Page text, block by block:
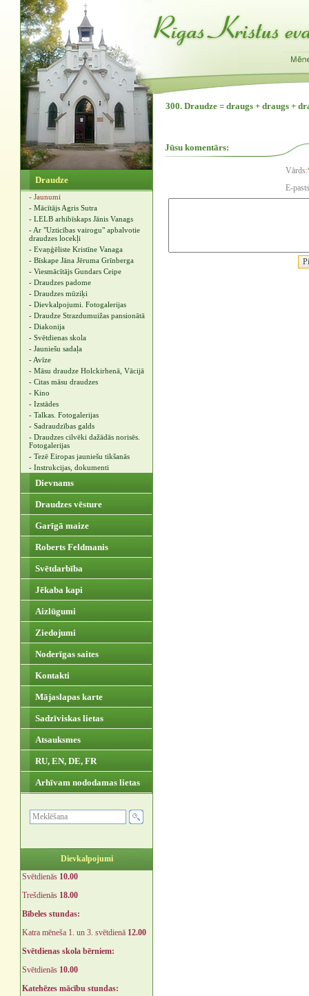
Draudze
- Jaunumi
- Mācītājs Agris Sutra
- LELB arhibīskaps Jānis Vanags
- Ar "Uzticības vairogu" apbalvotie
draudzes locekļi
- Evaņģēliste Kristīne Vanaga
- Bīskape Jāna Jēruma Grīnberga
- Viesmācītājs Gundars Ceipe
- Draudzes padome
- Draudzes mūziķi
- Dievkalpojumi. Fotogalerijas
- Draudze Strazdumuižas pansionātā
- Diakonija
- Svētdienas skola
- Jauniešu sadaļa
- Avīze
- Māsu draudze Holckirhenā, Vācijā
- Citas māsu draudzes
- Kino
- Izstādes
- Talkas. Fotogalerijas
- Sadraudzības galds
- Draudzes cilvēki dažādās norisēs.
Fotogalerijas
- Tezē Eiropas jauniešu tikšanās
- Instrukcijas, dokumenti
Dievnams
Draudzes vēsture
Garīgā maize
Roberts Feldmanis
Svētdarbība
Jēkaba kapi
Aizlūgumi
Ziedojumi
Noderīgas saites
Kontakti
Mājaslapas karte
Sadzīviskas lietas
Atsauksmes
RU, EN, DE, FR
Arhīvam nododamas lietas
Dievkalpojumi
Svētdienās 10.00
Trešdienās 18.00
Bībeles stundas:
Katra mēneša 1. un 3. svētdienā 12.00
Svētdienas skola bērniem:
Svētdienās 10.00
Katehēzes mācību stundas:
300. Draudze = draugs + draugs +
Jūsu komentārs:
Vārds:
E-